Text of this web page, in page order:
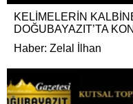
KELİMELERİN
DOĞUBAYAZIT’TA
Haber: Zelal İlhan